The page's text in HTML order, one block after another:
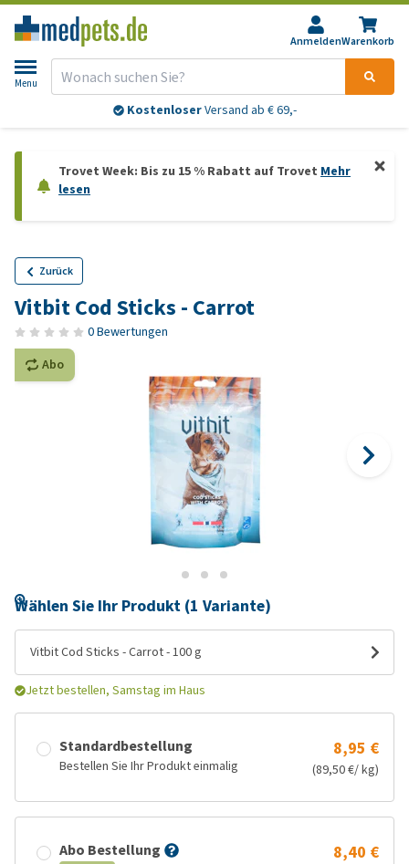
AnmeldenWarenkorb
Menu
KostenloserVersand ab € 69,-
Trovet Week: Bis zu 15 % Rabatt auf Trovet Mehr
lesen
Zurück
Vitbit Cod Sticks - Carrot
0 Bewertungen
Abo
Wählen Sie Ihr Produkt (1 Variante)
Vitbit Cod Sticks - Carrot - 100 g
Jetzt bestellen, Samstag im Haus
Standardbestellung
Bestellen Sie Ihr Produkt einmalig
8,95 €
(89,50 €/ kg)
Abo Bestellung 8,40 €